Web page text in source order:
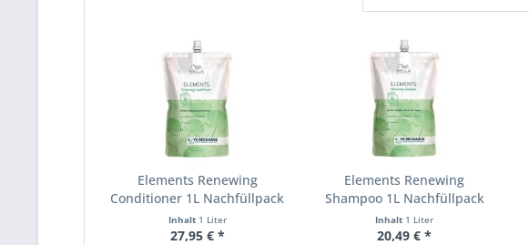
Elements Renewing
Conditioner 1L Nachfüllpack
Inhalt 1 Liter
27,95 € *
Elements Renewing
Shampoo 1L Nachfüllpack
Inhalt 1 Liter
20,49 € *